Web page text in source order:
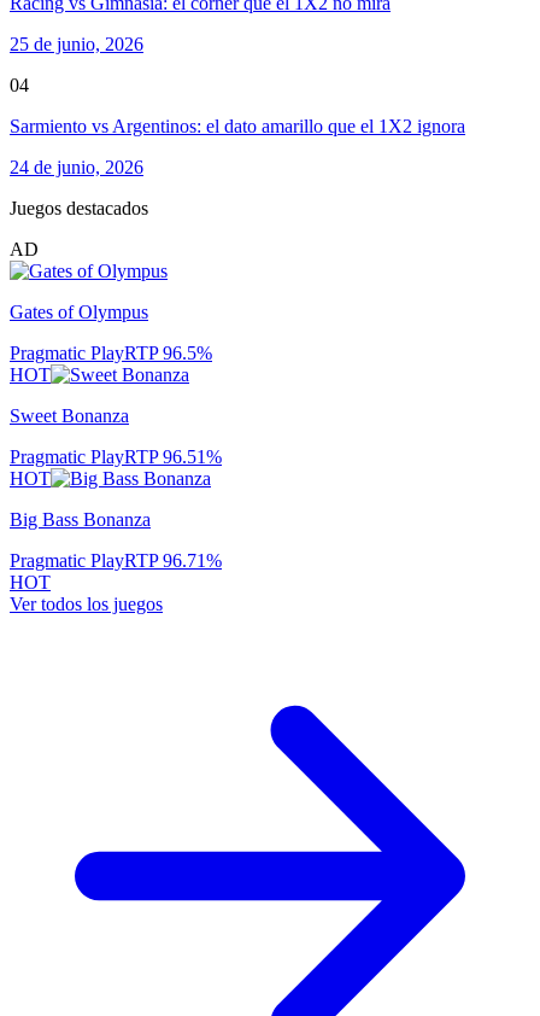
25 de junio, 2026
04
Sarmiento vs Argentinos: el dato amarillo que el 1X2 ignora
24 de junio, 2026
Juegos destacados
AD
Gates of Olympus
Pragmatic PlayRTP96.5%
HOT
Sweet Bonanza
Pragmatic PlayRTP96.51%
HOT
Big Bass Bonanza
Pragmatic PlayRTP96.71%
HOT
Ver todos los juegos